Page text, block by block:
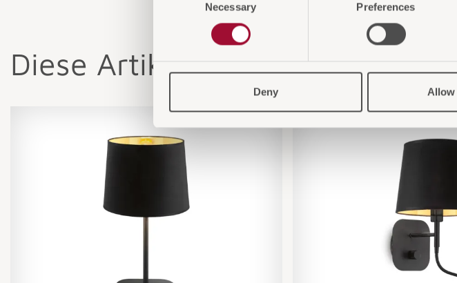
Necessary Preferences
Deny Allow
Diese Artikel könnten Sie auch